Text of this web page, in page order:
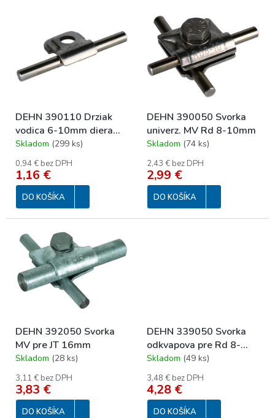
u
o
v
p
d
u
k
t
o
v
DEHN 390110 Drziak
vodica 6-10mm diera
9mm
Skladom (299 ks)
0,94 € bez DPH
1,16 €
DO KOŠÍKA
DEHN 390050 Svorka
univerz. MV Rd 8-10mm
Skladom (74 ks)
2,43 € bez DPH
2,99 €
DO KOŠÍKA
DEHN 392050 Svorka
MV pre JT 16mm
Skladom (28 ks)
3,11 € bez DPH
3,83 €
DO KOŠÍKA
DEHN 339050 Svorka
odkvapova pre Rd 8-
10mm
Skladom (49 ks)
3,48 € bez DPH
4,28 €
DO KOŠÍKA